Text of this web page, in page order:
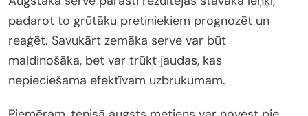
padarot to grūtāku pretiniekiem prognozēt un
reaģēt. Savukārt zemāka serve var būt
maldinošāka, bet var trūkt jaudas, kas
nepieciešama efektīvam uzbrukumam.